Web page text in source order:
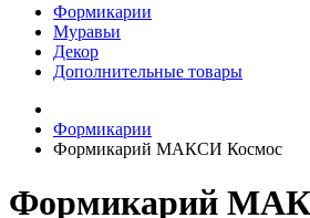
Формикарии
Муравьи
Декор
Дополнительные товары
Формикарии
Формикарий МАКСИ Космос
Формикарий